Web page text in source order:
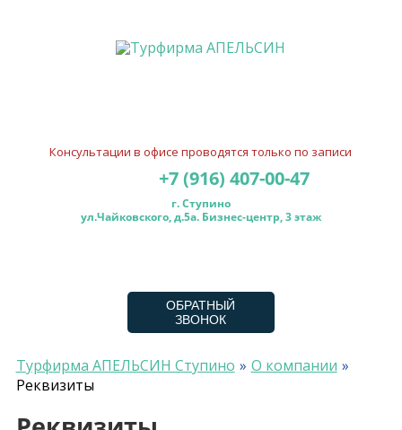
ОБРАТНЫЙ
ЗВОНОК
Консультации в офисе проводятся только по записи
+7 (916) 407-00-47
г. Ступино
ул.Чайковского, д.5а. Бизнес-центр, 3 этаж
Турфирма АПЕЛЬСИН Ступино
О компании
Реквизиты